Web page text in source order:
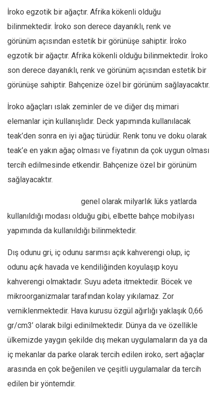
İroko egzotik bir ağaçtır. Afrika kökenli olduğu
bilinmektedir. İroko son derece dayanıklı, renk ve
görünüm açısından estetik bir görünüşe sahiptir. İroko
egzotik bir ağaçtır. Afrika kökenli olduğu bilinmektedir. İroko
son derece dayanıklı, renk ve görünüm açısından estetik bir
görünüşe sahiptir. Bahçenize özel bir görünüm sağlayacaktır.
İroko ağaçları ıslak zeminler de ve diğer dış mimari
elemanlar için kullanışlıdır. Deck yapımında kullanılacak
teak’den sonra en iyi ağaç türüdür. Renk tonu ve doku olarak
teak’e en yakın ağaç olması ve fiyatının da çok uygun olması
tercih edilmesinde etkendir. Bahçenize özel bir görünüm
sağlayacaktır.
genel olarak milyarlık lüks yatlarda
kullanıldığı modası olduğu gibi, elbette bahçe mobilyası
yapımında da kullanıldığı bilinmektedir.
Dış odunu gri, iç odunu sarımsı açık kahverengi olup, iç
odunu açık havada ve kendiliğinden koyulaşıp koyu
kahverengi olmaktadır. Suyu adeta itmektedir. Böcek ve
mikroorganizmalar tarafından kolay yıkılamaz. Zor
verniklenmektedir. Hava kurusu özgül ağırlığı yaklaşık 0,66
gr/cm3’ olarak bilgi edinilmektedir. Dünya da ve özellikle
ülkemizde yaygın şekilde dış mekan uygulamaların da ya da
iç mekanlar da parke olarak tercih edilen iroko, sert ağaçlar
arasında en çok beğenilen ve çeşitli uygulamalar da tercih
edilen bir yöntemdir.